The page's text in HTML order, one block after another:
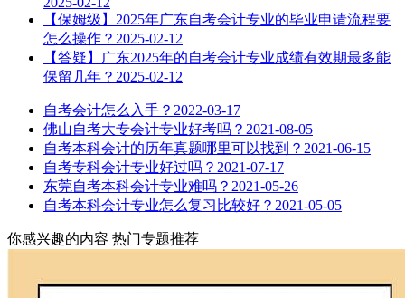
【保姆级】2025年广东自考会计专业的毕业申请流程要
怎么操作？ 2025-02-12
【答疑】广东2025年的自考会计专业成绩有效期最多能
保留几年？ 2025-02-12
自考会计怎么入手？ 2022-03-17
佛山自考大专会计专业好考吗？ 2021-08-05
自考本科会计的历年真题哪里可以找到？ 2021-06-15
自考专科会计专业好过吗？ 2021-07-17
东莞自考本科会计专业难吗？ 2021-05-26
自考本科会计专业怎么复习比较好？ 2021-05-05
你感兴趣的内容 热门专题推荐